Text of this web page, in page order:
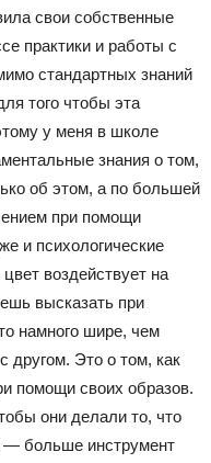
свои собственные
практики и работы с
стандартных знаний
того чтобы эта
у меня в школе
знания о том,
об этом, а по большей
при помощи
и психологические
воздействует на
высказать при
намного шире, чем
другом. Это о том, как
помощи своих образов.
они делали то, что
больше инструмент